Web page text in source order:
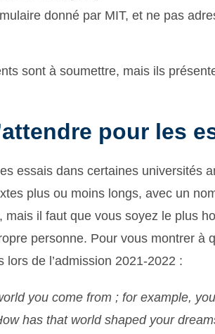
donné par MIT, et ne pas
sont à soumettre, mais ils
pour les
essais dans certaines universités
plus ou moins longs, avec un
mais il faut que vous soyez le plus
personne. Pour vous montrer à
lors de l’admission 2021-2022 :
you come from ; for example,
has that world shaped your